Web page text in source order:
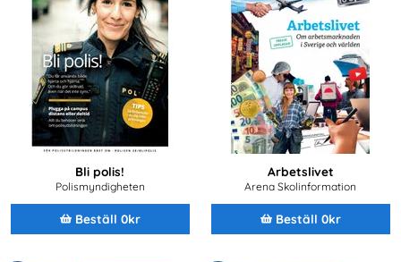
Bli polis!
Polismyndigheten
Beställ 0kr
Arbetslivet
Arena Skolinformation
Beställ 0kr